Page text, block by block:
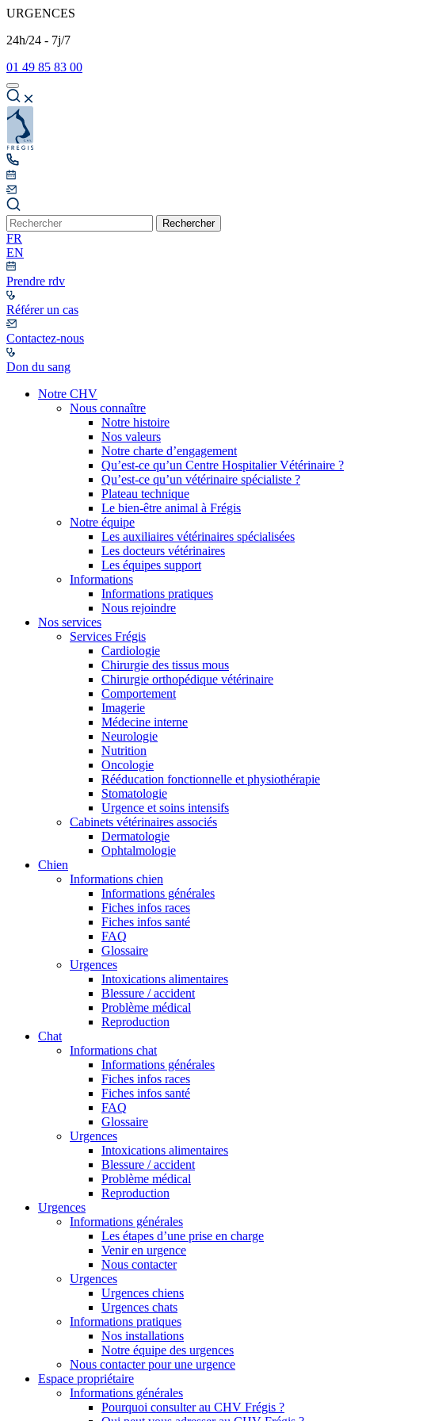
URGENCES
24h/24 - 7j/7
01 49 85 83 00
Rechercher
FR
EN
Prendre rdv
Référer un cas
Contactez-nous
Don du sang
Notre CHV
Nous connaître
Notre histoire
Nos valeurs
Notre charte d’engagement
Qu’est-ce qu’un Centre Hospitalier Vétérinaire ?
Qu’est-ce qu’un vétérinaire spécialiste ?
Plateau technique
Le bien-être animal à Frégis
Notre équipe
Les auxiliaires vétérinaires spécialisées
Les docteurs vétérinaires
Les équipes support
Informations
Informations pratiques
Nous rejoindre
Nos services
Services Frégis
Cardiologie
Chirurgie des tissus mous
Chirurgie orthopédique vétérinaire
Comportement
Imagerie
Médecine interne
Neurologie
Nutrition
Oncologie
Rééducation fonctionnelle et physiothérapie
Stomatologie
Urgence et soins intensifs
Cabinets vétérinaires associés
Dermatologie
Ophtalmologie
Chien
Informations chien
Informations générales
Fiches infos races
Fiches infos santé
FAQ
Glossaire
Urgences
Intoxications alimentaires
Blessure / accident
Problème médical
Reproduction
Chat
Informations chat
Informations générales
Fiches infos races
Fiches infos santé
FAQ
Glossaire
Urgences
Intoxications alimentaires
Blessure / accident
Problème médical
Reproduction
Urgences
Informations générales
Les étapes d’une prise en charge
Venir en urgence
Nous contacter
Urgences
Urgences chiens
Urgences chats
Informations pratiques
Nos installations
Notre équipe des urgences
Nous contacter pour une urgence
Espace propriétaire
Informations générales
Pourquoi consulter au CHV Frégis ?